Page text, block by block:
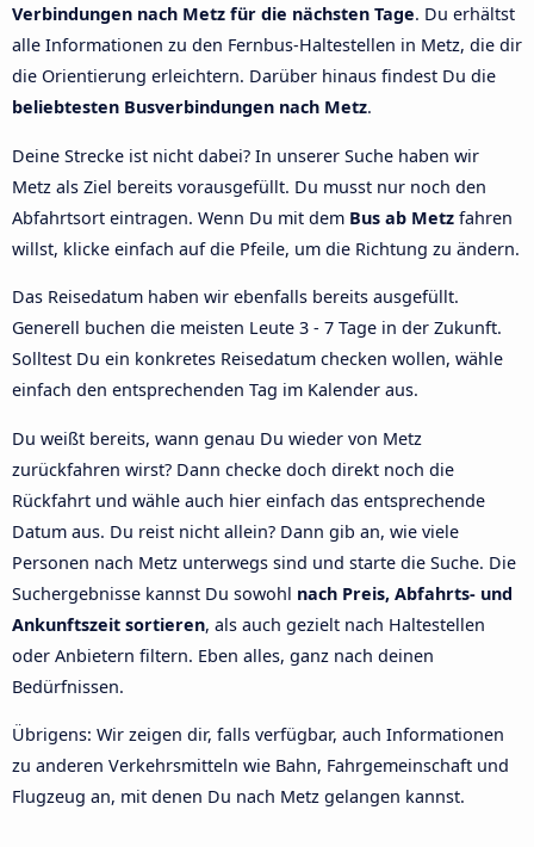
Verbindungen nach Metz für die nächsten Tage. Du erhältst
alle Informationen zu den Fernbus-Haltestellen in Metz, die dir
die Orientierung erleichtern. Darüber hinaus findest Du die
beliebtesten Busverbindungen nach Metz.
Deine Strecke ist nicht dabei? In unserer Suche haben wir
Metz als Ziel bereits vorausgefüllt. Du musst nur noch den
Abfahrtsort eintragen. Wenn Du mit dem Bus ab Metz fahren
willst, klicke einfach auf die Pfeile, um die Richtung zu ändern.
Das Reisedatum haben wir ebenfalls bereits ausgefüllt.
Generell buchen die meisten Leute 3 - 7 Tage in der Zukunft.
Solltest Du ein konkretes Reisedatum checken wollen, wähle
einfach den entsprechenden Tag im Kalender aus.
Du weißt bereits, wann genau Du wieder von Metz
zurückfahren wirst? Dann checke doch direkt noch die
Rückfahrt und wähle auch hier einfach das entsprechende
Datum aus. Du reist nicht allein? Dann gib an, wie viele
Personen nach Metz unterwegs sind und starte die Suche. Die
Suchergebnisse kannst Du sowohl nach Preis, Abfahrts- und
Ankunftszeit sortieren, als auch gezielt nach Haltestellen
oder Anbietern filtern. Eben alles, ganz nach deinen
Bedürfnissen.
Übrigens: Wir zeigen dir, falls verfügbar, auch Informationen
zu anderen Verkehrsmitteln wie Bahn, Fahrgemeinschaft und
Flugzeug an, mit denen Du nach Metz gelangen kannst.